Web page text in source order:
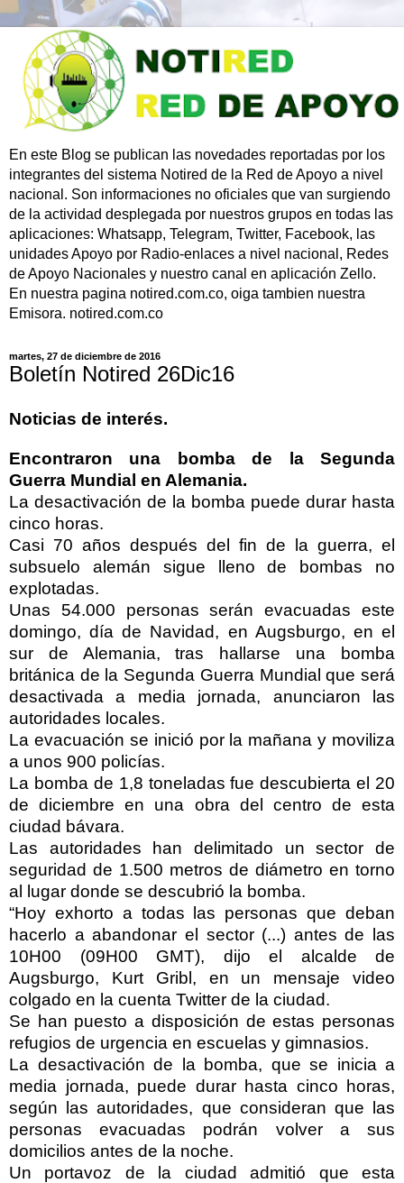
En este Blog se publican las novedades reportadas por los
integrantes del sistema Notired de la Red de Apoyo a nivel
nacional. Son informaciones no oficiales que van surgiendo
de la actividad desplegada por nuestros grupos en todas las
aplicaciones: Whatsapp, Telegram, Twitter, Facebook, las
unidades Apoyo por Radio-enlaces a nivel nacional, Redes
de Apoyo Nacionales y nuestro canal en aplicación Zello.
En nuestra pagina notired.com.co, oiga tambien nuestra
Emisora. notired.com.co
martes, 27 de diciembre de 2016
Boletín Notired 26Dic16
Noticias de interés.
Encontraron una bomba de la Segunda
Guerra Mundial en Alemania.
La desactivación de la bomba puede durar hasta
cinco horas.
Casi 70 años después del fin de la guerra, el
subsuelo alemán sigue lleno de bombas no
explotadas.
Unas 54.000 personas serán evacuadas este
domingo, día de Navidad, en Augsburgo, en el
sur de Alemania, tras hallarse una bomba
británica de la Segunda Guerra Mundial que será
desactivada a media jornada, anunciaron las
autoridades locales.
La evacuación se inició por la mañana y moviliza
a unos 900 policías.
La bomba de 1,8 toneladas fue descubierta el 20
de diciembre en una obra del centro de esta
ciudad bávara.
Las autoridades han delimitado un sector de
seguridad de 1.500 metros de diámetro en torno
al lugar donde se descubrió la bomba.
“Hoy exhorto a todas las personas que deban
hacerlo a abandonar el sector (...) antes de las
10H00 (09H00 GMT), dijo el alcalde de
Augsburgo, Kurt Gribl, en un mensaje video
colgado en la cuenta Twitter de la ciudad.
Se han puesto a disposición de estas personas
refugios de urgencia en escuelas y gimnasios.
La desactivación de la bomba, que se inicia a
media jornada, puede durar hasta cinco horas,
según las autoridades, que consideran que las
personas evacuadas podrán volver a sus
domicilios antes de la noche.
Un portavoz de la ciudad admitió que esta